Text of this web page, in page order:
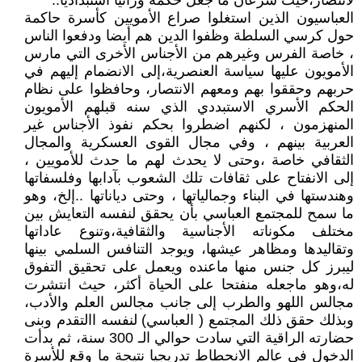
العباسيون الذين استغلوا صراع الأمويين كأسرة حاكمة
حول كرسي السلطة وظفوا الدين هم أيضا ودفعوا الناس
، خاصة الفرس وغيرهم من الأجناس الأخرى التي مارس
الأمويون عليها سياسة العنصرية،إلى الانضمام إليهم في
حربهم وحققوا بهم ومعهم الانتصار، وحافظوا على نظام
الحكم الأسري الاستبددي الذي سنه قبلهم الأمويون
المنهزمون ، لكنهم اضطروا بحكم نفوذ الأجناس غير
العربية بينهم ، وفي مجال القوى العسكرية والمجال
الثقافي خاصة ،وحتى لا يحدث لهم ما حدث للأمويين ،
إلى الانفتاح على ثقافات تلك الشعوب بآدابها وفلسفاتها
وهندستها في البناء وجمالياتها ، وحتى دياناتها ..إلخ، وهو
ما سمح للمجتمع العباسي بأن يحقق لنفسه التعايش بين
مختلف مكوناته الأجناسية والثقافية،وتنوع عاداتها
وتقاليدها ومظاهر عيشها، ويوجد التنافس السلمي بينها
ليبرز كل جنس منها ماعنده ويعمل على تحقيق التفوق
له،وهو ماجعله منفتحا على الحياة أكثر، حيث انتشرت
مجالس اللهو والطرب إلى جانب مجالس العلم والأدب،
وبذلك حقق ذلك المجتمع ( العباسي) لنفسه االتقدم وبنى
حضارته الراقية التي سادت حوالي الـ 300 سنة، ثم بدأت
الدخول في عالم الانحطاط تدريجيا نتيجة ما وقع للأسرة